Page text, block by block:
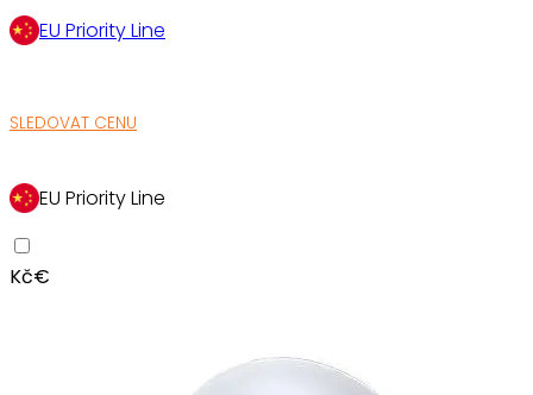
EU Priority Line
SLEDOVAT CENU
EU Priority Line
Kč€